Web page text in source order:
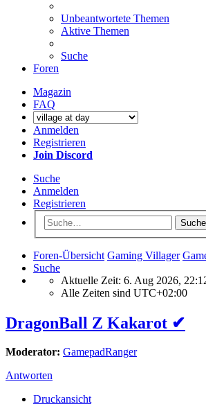
Unbeantwortete Themen
Aktive Themen
Suche
Foren
Magazin
FAQ
Anmelden
Registrieren
Join Discord
Suche
Anmelden
Registrieren
Suche
Foren-Übersicht Gaming Villager
Suche
Aktuelle Zeit: 6. Aug 2026,
Alle Zeiten sind UTC+02:00
DragonBall Z Kakarot ✔
Moderator: GamepadRanger
Antworten
Druckansicht